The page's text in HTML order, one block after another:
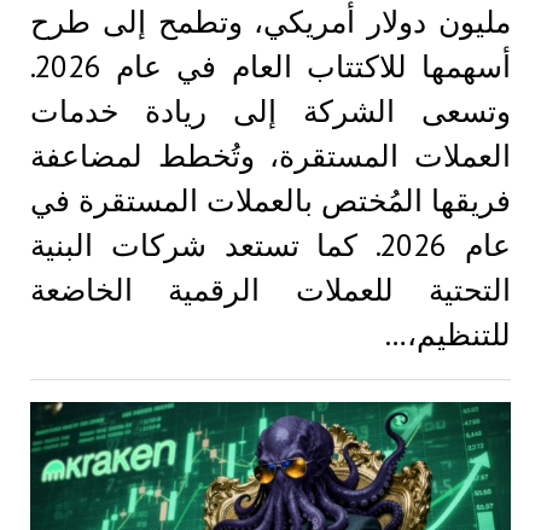
مليون دولار أمريكي، وتطمح إلى طرح
أسهمها للاكتتاب العام في عام 2026.
وتسعى الشركة إلى ريادة خدمات
العملات المستقرة، وتُخطط لمضاعفة
فريقها المُختص بالعملات المستقرة في
عام 2026. كما تستعد شركات البنية
التحتية للعملات الرقمية الخاضعة
للتنظيم،…